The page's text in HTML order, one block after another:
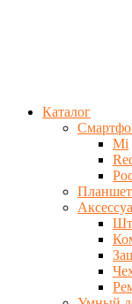
Каталог
Mi